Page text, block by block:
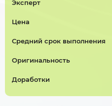
Завершён 21 Мая в 13:06
Совершенствование
Дипломная работа,
Завершён 29 Мая в 22:25
Эксперт
Цена
Средний срок выполнения
Оригинальность
Доработки